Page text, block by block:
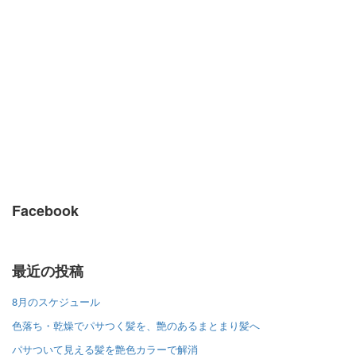
Facebook
最近の投稿
8月のスケジュール
色落ち・乾燥でパサつく髪を、艶のあるまとまり髪へ
パサついて見える髪を艶色カラーで解消